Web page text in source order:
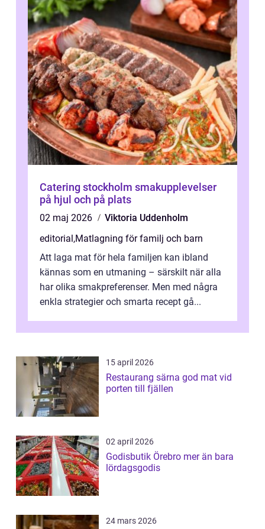
Catering stockholm smakupplevelser
på hjul och på plats
02 maj 2026
Viktoria Uddenholm
editorial,Matlagning för familj och barn
Att laga mat för hela familjen kan ibland
kännas som en utmaning – särskilt när alla
har olika smakpreferenser. Men med några
enkla strategier och smarta recept gå...
15 april 2026
Restaurang särna god mat vid
porten till fjällen
02 april 2026
Godisbutik Örebro mer än bara
lördagsgodis
24 mars 2026